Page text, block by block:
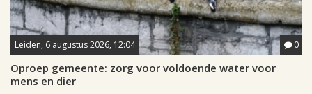
Leiden, 6 augustus 2026, 12:04 0
Oproep gemeente: zorg voor voldoende water voor
mens en dier